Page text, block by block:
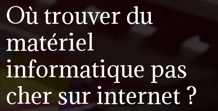
Où trouver du
matériel
informatique pas
cher sur internet ?